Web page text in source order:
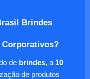
Brindes
Corporativos?
de brindes, a 10
de produtos